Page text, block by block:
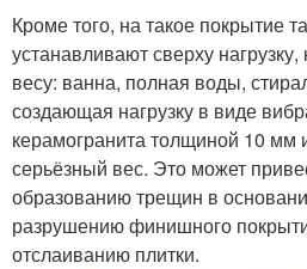
Кроме того, на такое покрытие
устанавливают сверху
весу: ванна, полная воды,
создающая нагрузку в виде
керамогранита толщиной 10 мм
серьёзный вес. Это может
образованию трещин в
разрушению финишного
отслаиванию плитки.